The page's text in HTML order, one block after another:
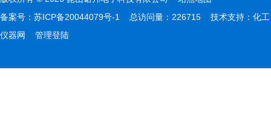
备案号： 苏ICP备20044079号-1 总访问量：226715 技术支持： 化工
仪器网
管理登陆